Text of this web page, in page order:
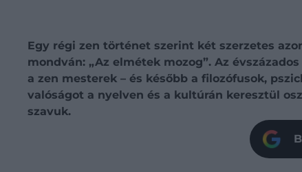
Egy régi zen történet szerint két szerzetes
mondván: „Az elmétek mozog”. Az
a zen mesterek – és később a filozófusok,
valóságot a nyelven és a kultúrán keresztül
szavuk.